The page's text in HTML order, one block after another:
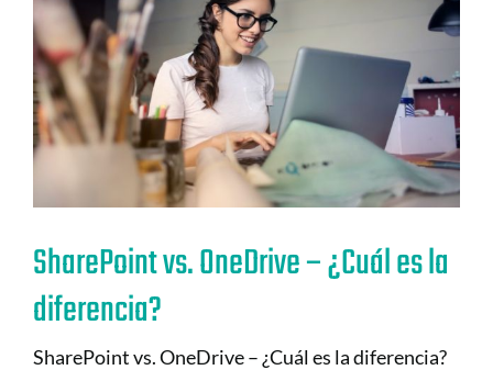
SharePoint vs. OneDrive – ¿Cuál es la
diferencia?
SharePoint vs. OneDrive – ¿Cuál es la diferencia?